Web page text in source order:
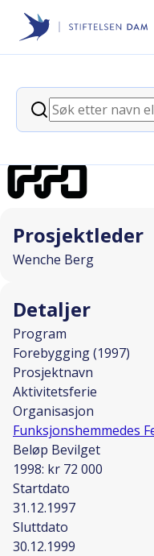
Stiftelsen Dam
Søk
back
Aktivitetsferie
Prosjektleder
Wenche Berg
Detaljer
Program
Forebygging (1997)
Prosjektnavn
Aktivitetsferie
Organisasjon
Funksjonshemmedes
Beløp Bevilget
1998: kr 72 000
Startdato
31.12.1997
Sluttdato
30.12.1999